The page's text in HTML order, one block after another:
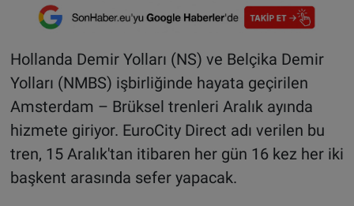
Hollanda Demir Yolları (NS) ve Belçika Demir
Yolları (NMBS) işbirliğinde hayata geçirilen
Amsterdam – Brüksel trenleri Aralık ayında
hizmete giriyor. EuroCity Direct adı verilen bu
tren, 15 Aralık'tan itibaren her gün 16 kez her iki
başkent arasında sefer yapacak.